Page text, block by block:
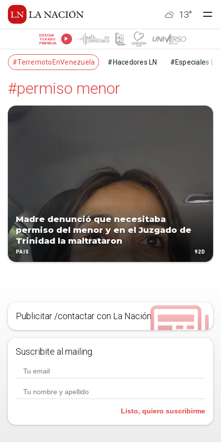
13°
ESCUCHÁ
TU RADIO
PREFERIDA
#TerremotoEnVenezuela #Hacedores LN #Especiales LN
#permiso menor
Madre denunció que necesitaba
permiso del menor y en el Juzgado de
Trinidad la maltrataron
PAÍS 92D
Publicitar /contactar con La Nación
Suscribite al mailing.
Listo, quiero suscribirme